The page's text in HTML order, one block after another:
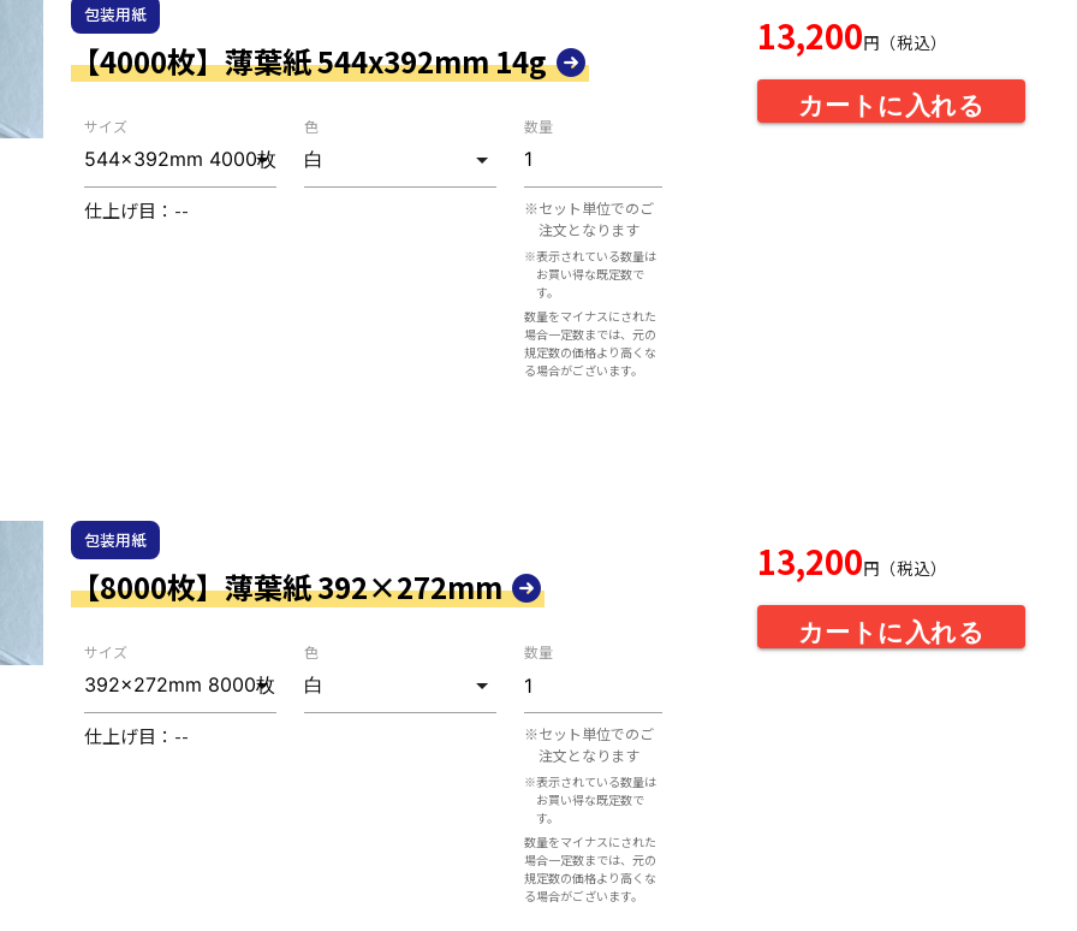
包装用紙
【4000枚】薄葉紙 544x392mm 14g
サイズ
仕上げ目： --
色 数量
※セット単位でのご
注文となります
※表示されている数量は
お買い得な既定数で
す。
数量をマイナスにされた
場合一定数までは、元の
規定数の価格より高くな
る場合がございます。
13,200円（税込）
カートに入れる
包装用紙
【8000枚】薄葉紙 392×272mm
サイズ
仕上げ目： --
色 数量
※セット単位でのご
注文となります
※表示されている数量は
お買い得な既定数で
す。
数量をマイナスにされた
場合一定数までは、元の
規定数の価格より高くな
る場合がございます。
13,200円（税込）
カートに入れる